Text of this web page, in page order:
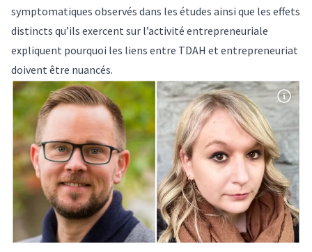
symptomatiques observés dans les études ainsi que les effets
distincts qu’ils exercent sur l’activité entrepreneuriale
expliquent pourquoi les liens entre TDAH et entrepreneuriat
doivent être nuancés.